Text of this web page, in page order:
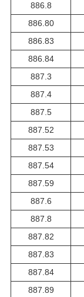
886.8
886.80
886.83
886.84
887.3
887.4
887.5
887.52
887.53
887.54
887.59
887.6
887.8
887.82
887.83
887.84
887.89